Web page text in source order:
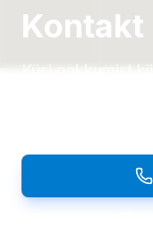
Kontakt
Küsi pakkumist